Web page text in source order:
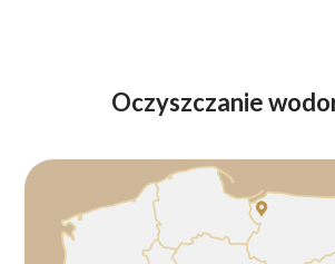
Oczyszczanie